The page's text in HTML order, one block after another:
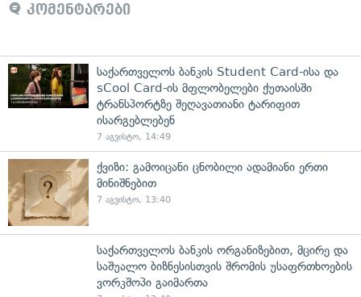
კომენტარები
საქართველოს ბანკის Student Card-ისა და
sCool Card-ის მფლობელები ქუთაისში
ტრანსპორტზე შეღავათიანი ტარიფით
ისარგებლებენ
7 აგვისტო, 14:49
ქვიზი: გამოიცანი ცნობილი ადამიანი ერთი
მინიშნებით
7 აგვისტო, 13:40
საქართველოს ბანკის ორგანიზებით, მცირე და
საშუალო ბიზნესისთვის შრომის უსაფრთხოების
ვორკშოპი გაიმართა